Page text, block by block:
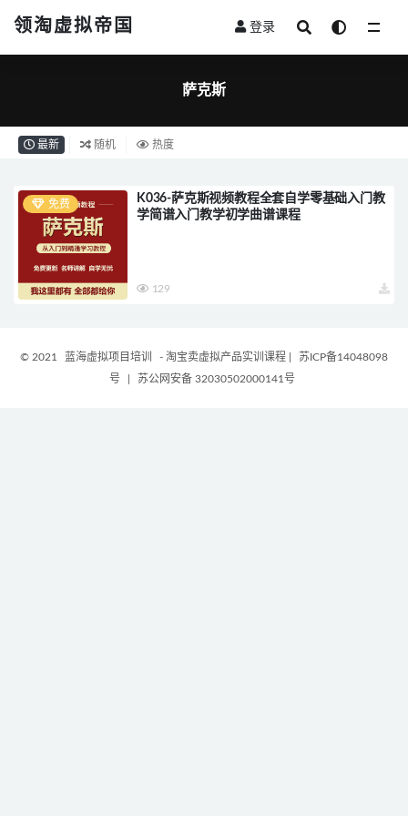
领淘虚拟帝国 登录
萨克斯
最新 随机 热度
免费
K036-萨克斯视频教程全套自学零基础入门教
学简谱入门教学初学曲谱课程
129
© 2021 蓝海虚拟项目培训 - 淘宝卖虚拟产品实训课程
苏ICP备14048098
号
苏公网安备 32030502000141号